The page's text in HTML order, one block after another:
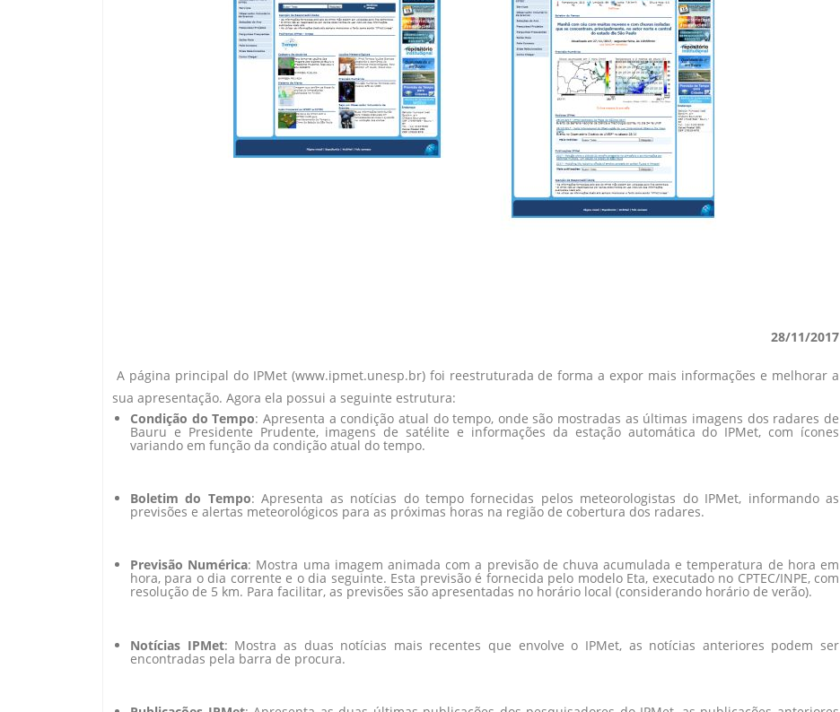
28/11/2017
A página principal do IPMet (www.ipmet.unesp.br) foi reestruturada de forma a expor mais informações e melhorar a
sua apresentação. Agora ela possui a seguinte estrutura:
Condição do Tempo: Apresenta a condição atual do tempo, onde são mostradas as últimas imagens dos radares de
Bauru e Presidente Prudente, imagens de satélite e informações da estação automática do IPMet, com ícones
variando em função da condição atual do tempo.
Boletim do Tempo: Apresenta as notícias do tempo fornecidas pelos meteorologistas do IPMet, informando as
previsões e alertas meteorológicos para as próximas horas na região de cobertura dos radares.
Previsão Numérica: Mostra uma imagem animada com a previsão de chuva acumulada e temperatura de hora em
hora, para o dia corrente e o dia seguinte. Esta previsão é fornecida pelo modelo Eta, executado no CPTEC/INPE, com
resolução de 5 km. Para facilitar, as previsões são apresentadas no horário local (considerando horário de verão).
Notícias IPMet: Mostra as duas notícias mais recentes que envolve o IPMet, as notícias anteriores podem ser
encontradas pela barra de procura.